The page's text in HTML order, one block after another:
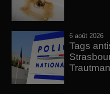
6 août 2026
Tags